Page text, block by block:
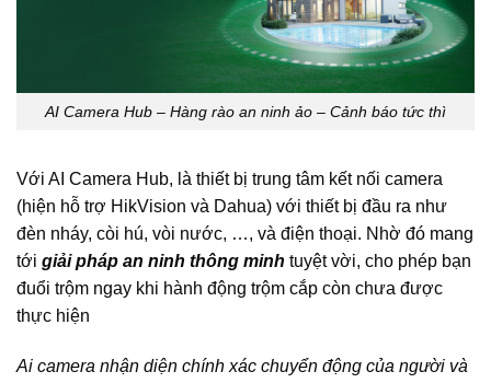
AI Camera Hub – Hàng rào an ninh ảo – Cảnh báo tức thì
Với AI Camera Hub, là thiết bị trung tâm kết nối camera
(hiện hỗ trợ HikVision và Dahua) với thiết bị đầu ra như
đèn nháy, còi hú, vòi nước, …, và điện thoại. Nhờ đó mang
tới giải pháp an ninh thông minh tuyệt vời, cho phép bạn
đuổi trộm ngay khi hành động trộm cắp còn chưa được
thực hiện
Ai camera nhận diện chính xác chuyển động của người và